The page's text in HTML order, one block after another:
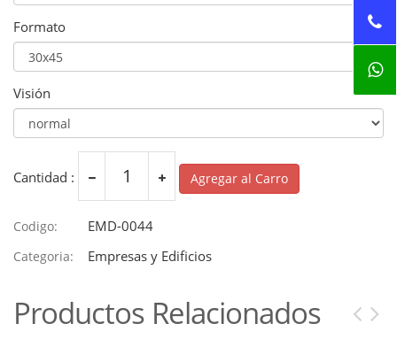
Formato
Visión
Cantidad : Agregar al Carro
Codigo: EMD-0044
Categoria: Empresas y Edificios
Productos Relacionados